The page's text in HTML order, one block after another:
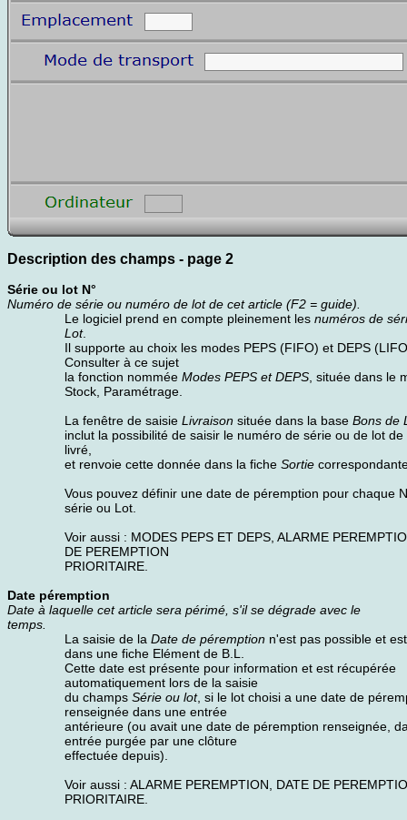
Description des champs - page 2
Série ou lot N°
Numéro de série ou numéro de lot de cet article (F2 = guide).
Le logiciel prend en compte pleinement les numéros de
Lot.
Il supporte au choix les modes PEPS (FIFO) et DEPS
Consulter à ce sujet
la fonction nommée Modes PEPS et DEPS , située dans le
Stock, Paramétrage.
La fenêtre de saisie Livraison située dans la base Bons de
inclut la possibilité de saisir le numéro de série ou de lot de
livré,
et renvoie cette donnée dans la fiche Sortie
Vous pouvez définir une date de péremption pour chaque
série ou Lot.
Voir aussi : MODES PEPS ET DEPS, ALARME
DE PEREMPTION
PRIORITAIRE.
Date péremption
Date à laquelle cet article sera périmé, s'il se dégrade avec le
temps.
La saisie de la Date de péremption n'est pas possible et
dans une fiche Elément de B.L.
Cette date est présente pour information et est récupérée
automatiquement lors de la saisie
du champs Série ou lot, si le lot choisi a une date de
renseignée dans une entrée
antérieure (ou avait une date de péremption renseignée,
entrée purgée par une clôture
effectuée depuis).
Voir aussi : ALARME PEREMPTION, DATE DE
PRIORITAIRE.